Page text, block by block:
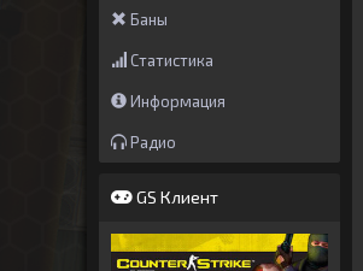
Баны
Статистика
Информация
Радио
GS Клиент